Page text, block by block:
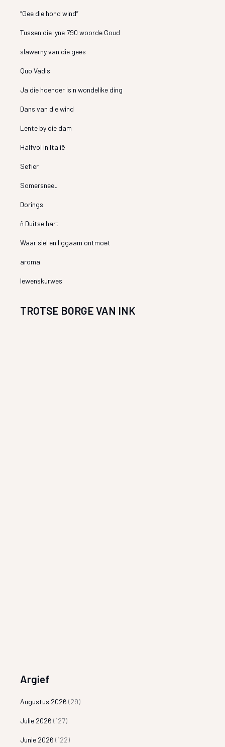
“Gee die hond wind”
Tussen die lyne 790 woorde Goud
slawerny van die gees
Quo Vadis
Ja die hoender is n wondelike ding
Dans van die wind
Lente by die dam
Halfvol in Italië
Sefier
Somersneeu
Dorings
ñ Duitse hart
Waar siel en liggaam ontmoet
aroma
lewenskurwes
TROTSE BORGE VAN INK
Argief
Augustus 2026 (29)
Julie 2026 (127)
Junie 2026 (122)